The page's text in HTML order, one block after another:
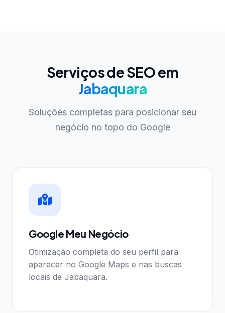
Serviços de SEO em
Jabaquara
Soluções completas para posicionar seu
negócio no topo do Google
Google Meu Negócio
Otimização completa do seu perfil para
aparecer no Google Maps e nas buscas
locais de Jabaquara.